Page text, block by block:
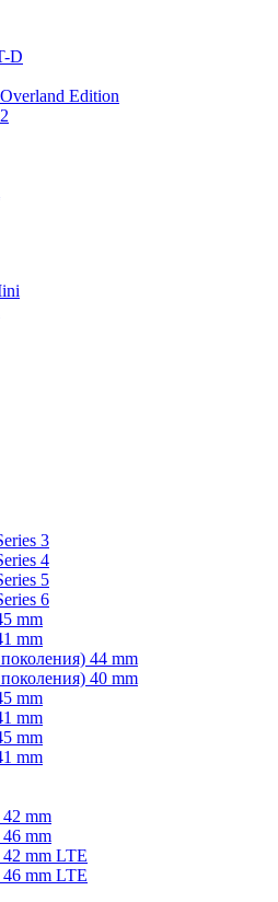
D
Edition
3
4
5
6
mm
mm
44 mm
40 mm
mm
mm
mm
mm
42 mm
46 mm
42 mm LTE
46 mm LTE